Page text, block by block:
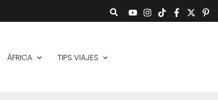
ÁFRICA TIPS VIAJES